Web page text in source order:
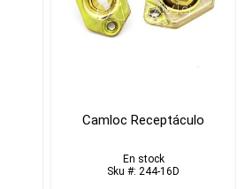
Camloc Receptáculo
En stock
Sku #: 244-16D